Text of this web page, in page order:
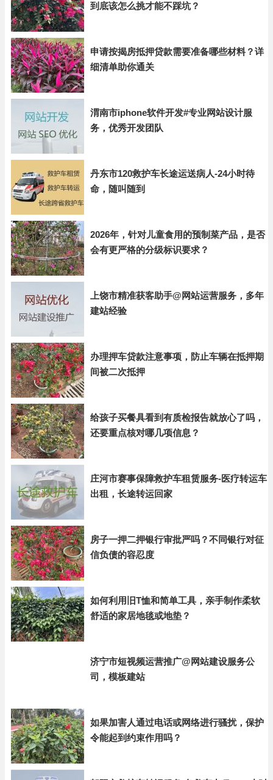
到底该怎么挑才能不踩坑？
申请按揭房抵押贷款需要准备哪些材料？详
细清单助你通关
渭南市iphone软件开发#专业网站设计服
务，优秀开发团队
丹东市120救护车长途运送病人-24小时待
命，随叫随到
2026年，针对儿童食用的预制菜产品，是否
会有更严格的分级标识要求？
上饶市精准获客助手@网站运营服务，多年
建站经验
办理押车贷款注意事项，防止车辆在抵押期
间被二次抵押
给孩子买餐具看到有质检报告就放心了吗，
还要重点核对哪几项信息？
庄河市赛事保障救护车租赁服务-医疗转运车
出租，长途转运回家
房子一押二押银行审批严吗？不同银行对征
信负债的容忍度
如何利用旧T恤和简单工具，亲手制作柔软
舒适的家居地毯或地垫？
济宁市短视频运营推广@网站建设服务公
司，模板建站
如果加害人通过电话或网络进行骚扰，保护
令能起到约束作用吗？